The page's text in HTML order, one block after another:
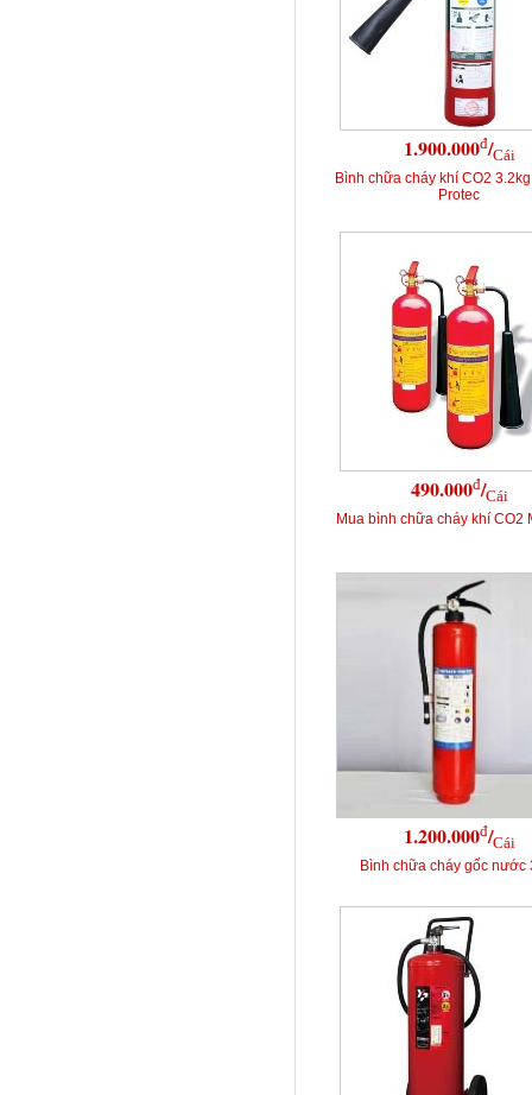
1.900.000đ/Cái
Bình chữa cháy khí CO2
Protec
490.000đ/Cái
Mua bình chữa cháy khí CO2
1.200.000đ/Cái
Bình chữa cháy gốc nước